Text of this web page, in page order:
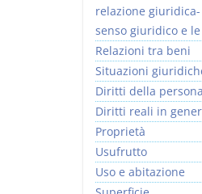
relazione
senso giuridico e le
Relazioni tra beni
Situazioni
Diritti della
Diritti reali in
Proprietà
Usufrutto
Uso e abitazione
Versione ebook€ 4,19